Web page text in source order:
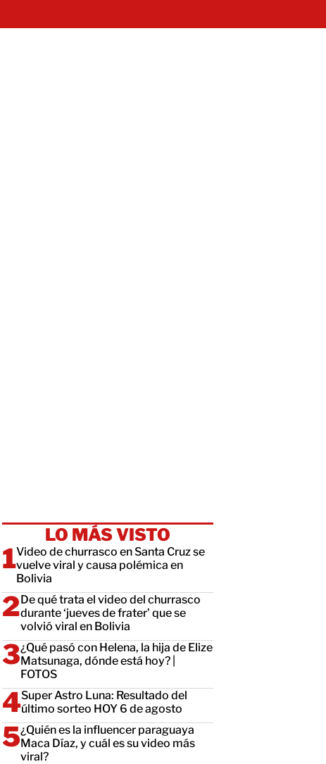
LO MÁS VISTO
Video de churrasco en Santa Cruz se
vuelve viral y causa polémica en
Bolivia
De qué trata el video del churrasco
durante ‘jueves de frater’ que se
volvió viral en Bolivia
¿Qué pasó con Helena, la hija de Elize
Matsunaga, dónde está hoy? |
FOTOS
Super Astro Luna: Resultado del
último sorteo HOY 6 de agosto
¿Quién es la influencer paraguaya
Maca Díaz, y cuál es su video más
viral?